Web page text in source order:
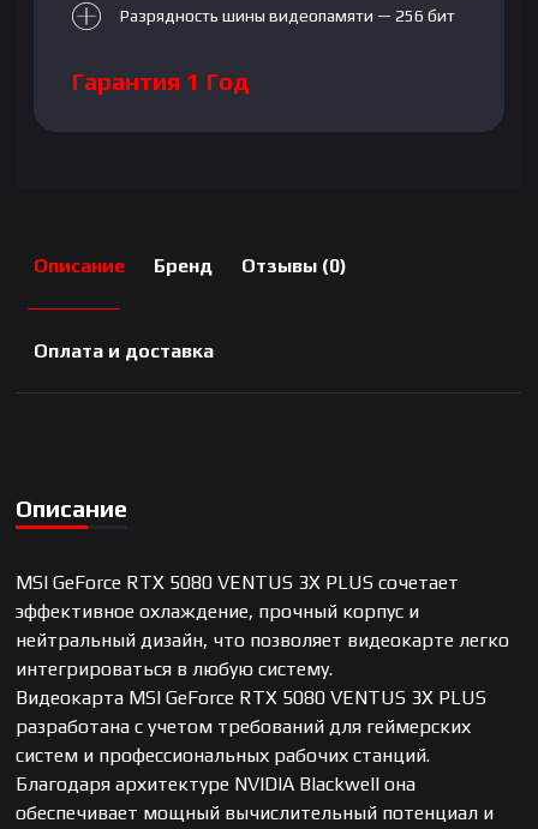
Разрядность шины видеопамяти — 256 бит
Гарантия 1 Год
Описание Бренд Отзывы (0)
Оплата и доставка
Описание
MSI GeForce RTX 5080 VENTUS 3X PLUS сочетает
эффективное охлаждение, прочный корпус и
нейтральный дизайн, что позволяет видеокарте легко
интегрироваться в любую систему.
Видеокарта MSI GeForce RTX 5080 VENTUS 3X PLUS
разработана с учетом требований для геймерских
систем и профессиональных рабочих станций.
Благодаря архитектуре NVIDIA Blackwell она
обеспечивает мощный вычислительный потенциал и